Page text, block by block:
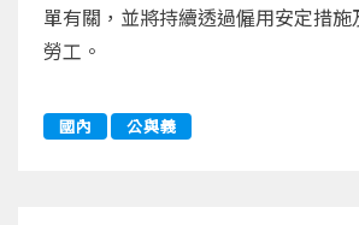
單有關，並將持續透過僱用安定措
勞工。
國內 公與義